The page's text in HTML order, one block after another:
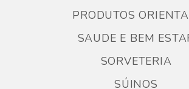
PRODUTOS
SAUDE E BEM
SORVETERIA
SÚINOS